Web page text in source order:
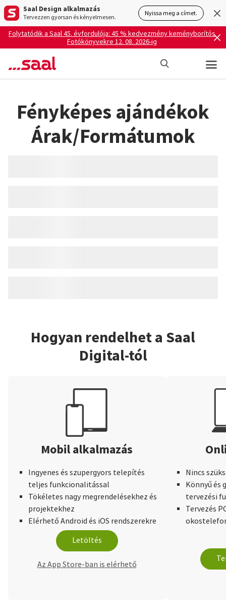
Saal Design alkalmazás
Tervezzen gyorsan és kényelmesen. Nyissa meg a címet.
Folytatódik a Saal 45. évfordulója: 45 % kedvezmény keményborítós
Fotókönyvekre 12. 08. 2026-ig
Fényképes ajándékok
Árak/Formátumok
Hogyan rendelhet a Saal
Digital-tól
Mobil alkalmazás
Ingyenes és szupergyors telepítés
teljes funkcionalitással
Tökéletes nagy megrendelésekhez és
projektekhez
Elérhető Android és iOS rendszerekre
Letöltés
Az App Store-ban is elérhető
Nincs
Könnyű és
tervezési
Tervezés